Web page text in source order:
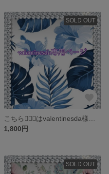
SOLD OUT
1,800円
SOLD OUT